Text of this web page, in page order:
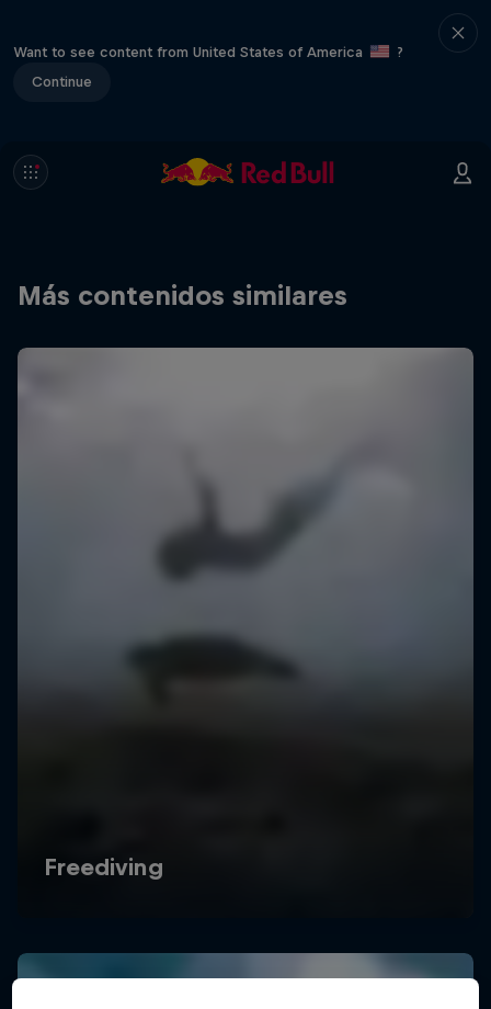
Want to see content from United States of America
?
Continue
Más contenidos similares